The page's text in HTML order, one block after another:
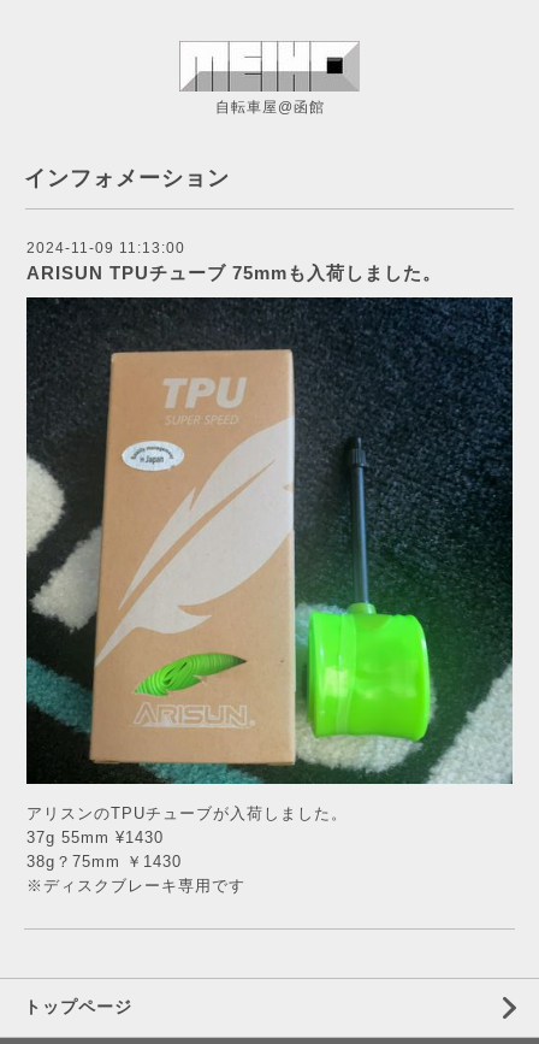
自転車屋@函館
インフォメーション
2024-11-09 11:13:00
ARISUN TPUチューブ 75mmも入荷しました。
アリスンのTPUチューブが入荷しました。
37g 55mm ¥1430
38g？75mm ￥1430
※ディスクブレーキ専用です
トップページ